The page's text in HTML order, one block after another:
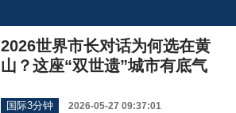
2026世界市长对话为何选在黄
山？这座“双世遗”城市有底气
国际3分钟 2026-05-27 09:37:01